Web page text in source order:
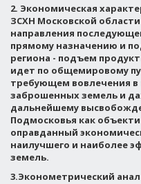
2. Экономическая
ЗСХН Московской
направления
прямому назначению и
региона - подъем
идет по общемировому
требующем вовлечения в
заброшенных земель и
дальнейшему
Подмосковья как
оправданный
наилучшего и наиболее
земель.
3.Эконометрический